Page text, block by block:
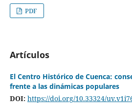
PDF
Artículos
El Centro Histórico de Cuenca:
frente a las dinámicas populares
DOI: https://doi.org/10.33324/